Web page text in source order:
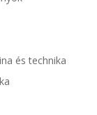
és technika